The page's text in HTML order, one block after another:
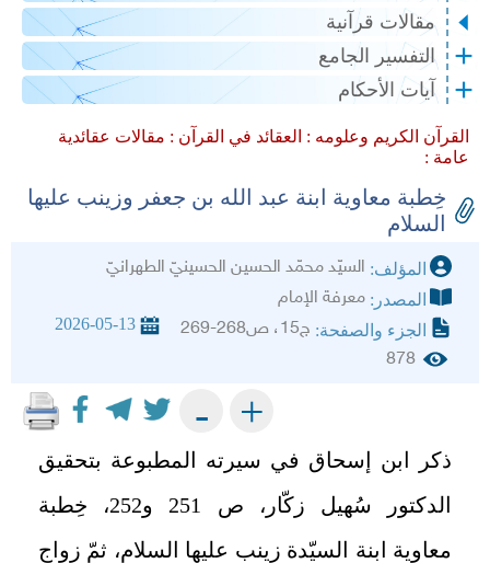
مقالات قرآنية
التفسير الجامع
آيات الأحكام
القرآن الكريم وعلومه : العقائد في القرآن : مقالات عقائدية
عامة :
خِطبة معاوية ابنة عبد الله بن جعفر وزينب عليها
السلام‏
المؤلف: السيّد محمّد الحسين الحسينيّ الطهرانيّ‏
المصدر: معرفة الإمام
الجزء والصفحة: ج15، ص268-269 2026-05-13
878
+
-
ذكر ابن إسحاق في سيرته المطبوعة بتحقيق
الدكتور سُهيل زكّار، ص 251 و252، خِطبة
معاوية ابنة السيّدة زينب عليها السلام، ثمّ زواج